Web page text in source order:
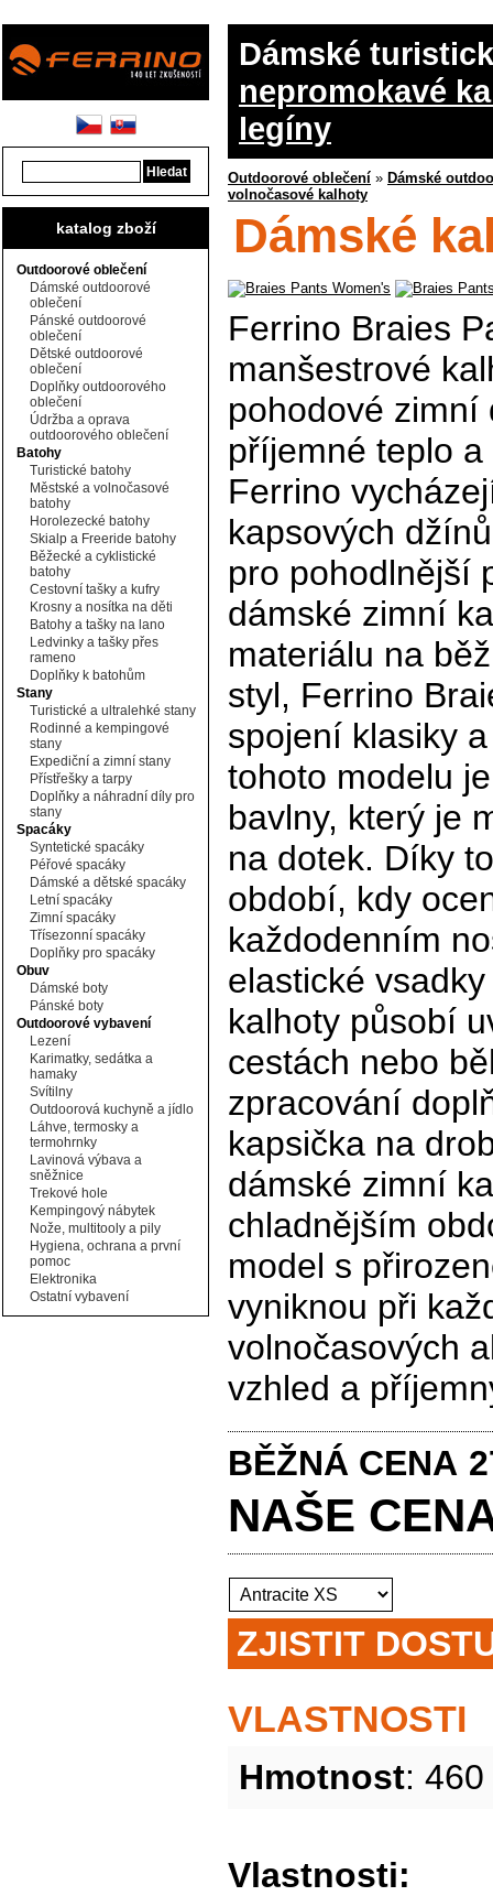
katalog zboží
Outdoorové oblečení
Dámské outdoorové
oblečení
Pánské outdoorové
oblečení
Dětské outdoorové
oblečení
Doplňky outdoorového
oblečení
Údržba a oprava
outdoorového oblečení
Batohy
Turistické batohy
Městské a volnočasové
batohy
Horolezecké batohy
Skialp a Freeride batohy
Běžecké a cyklistické
batohy
Cestovní tašky a kufry
Krosny a nosítka na děti
Batohy a tašky na lano
Ledvinky a tašky přes
rameno
Doplňky k batohům
Stany
Turistické a ultralehké stany
Rodinné a kempingové
stany
Expediční a zimní stany
Přístřešky a tarpy
Doplňky a náhradní díly pro
stany
Spacáky
Syntetické spacáky
Péřové spacáky
Dámské a dětské spacáky
Letní spacáky
Zimní spacáky
Třísezonní spacáky
Doplňky pro spacáky
Obuv
Dámské boty
Pánské boty
Outdoorové vybavení
Lezení
Karimatky, sedátka a
hamaky
Svítilny
Outdoorová kuchyně a jídlo
Láhve, termosky a
termohrnky
Lavinová výbava a
sněžnice
Trekové hole
Kempingový nábytek
Nože, multitooly a pily
Hygiena, ochrana a první
pomoc
Elektronika
Ostatní vybavení
Dámské
nepromokavé
legíny
Outdoorové oblečení » Dámské
volnočasové kalhoty
Dámské
Ferrino Braies
manšestrové
pohodové zimní
příjemné teplo
Ferrino
kapsových
pro pohodlnější
dámské zimní
materiálu na
styl, Ferrino
spojení klasiky
tohoto modelu
bavlny, který je
na dotek. Díky
období, kdy
každodenním
elastické
kalhoty působí
cestách nebo
zpracování
kapsička na
dámské zimní
chladnějším
model s
vyniknou při
volnočasových
vzhled a
BĚŽNÁ CENA
NAŠE
ZJISTIT
VLASTNOSTI
Hmotnost: 460
Vlastnosti: